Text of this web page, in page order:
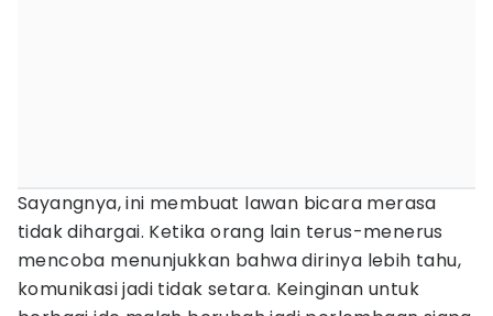
Sayangnya, ini membuat lawan bicara merasa
tidak dihargai. Ketika orang lain terus-menerus
mencoba menunjukkan bahwa dirinya lebih tahu,
komunikasi jadi tidak setara. Keinginan untuk